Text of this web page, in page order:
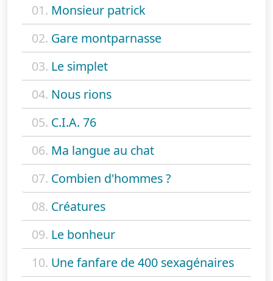
01. Monsieur patrick
02. Gare montparnasse
03. Le simplet
04. Nous rions
05. C.I.A. 76
06. Ma langue au chat
07. Combien d'hommes ?
08. Créatures
09. Le bonheur
10. Une fanfare de 400 sexagénaires